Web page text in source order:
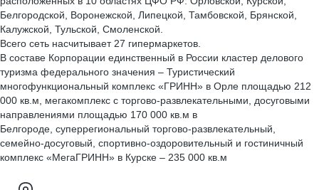
Белгородской, Воронежской, Липецкой, Тамбовской, Брянской,
Калужской, Тульской, Смоленской.
Всего сеть насчитывает 27 гипермаркетов.
В составе Корпорации единственный в России кластер делового
туризма федерального значения – Туристический
многофункциональный комплекс «ГРИНН» в Орле площадью 212
000 кв.м, мегакомплекс с торгово-развлекательными, досуговыми
направлениями площадью 170 000 кв.м в
Белгороде, суперрегиональный торгово-развлекательный,
семейно-досуговый, спортивно-оздоровительный и гостиничный
комплекс «МегаГРИНН» в Курске – 235 000 кв.м